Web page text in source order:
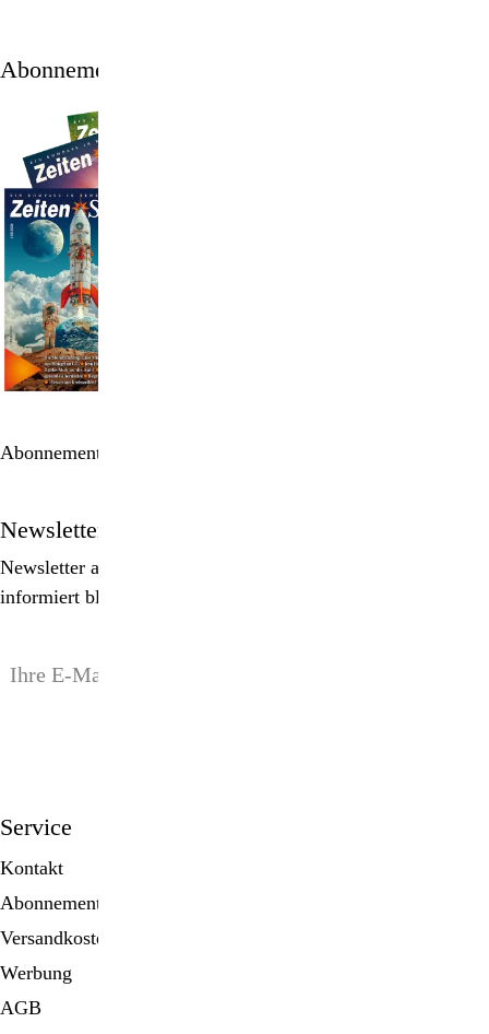
Abonnement
Abonnement bestellen
Newsletter
Newsletter abonnieren, Spezialangebote erhalten und
informiert bleiben!
Service
Kontakt
Abonnement
Versandkosten
Werbung
AGB